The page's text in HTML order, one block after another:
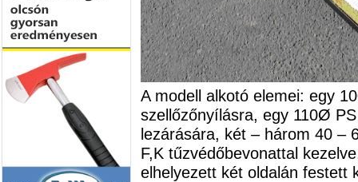
A modell alkotó elemei: egy
szellőzőnyílásra, egy 110Ø
lezárására, két – három 40 –
F,K tűzvédőbevonattal
elhelyezett két oldalán festett